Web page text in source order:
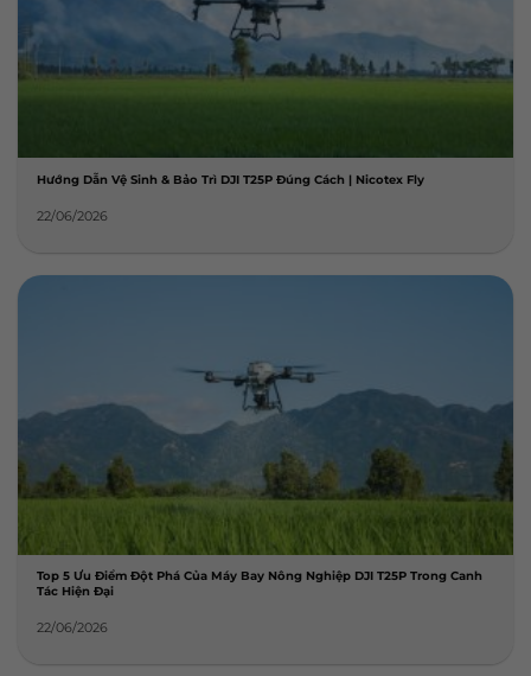
Hướng Dẫn Vệ Sinh & Bảo Trì DJI T25P Đúng Cách | Nicotex Fly
22/06/2026
Top 5 Ưu Điểm Đột Phá Của Máy Bay Nông Nghiệp DJI T25P Trong Canh
Tác Hiện Đại
22/06/2026